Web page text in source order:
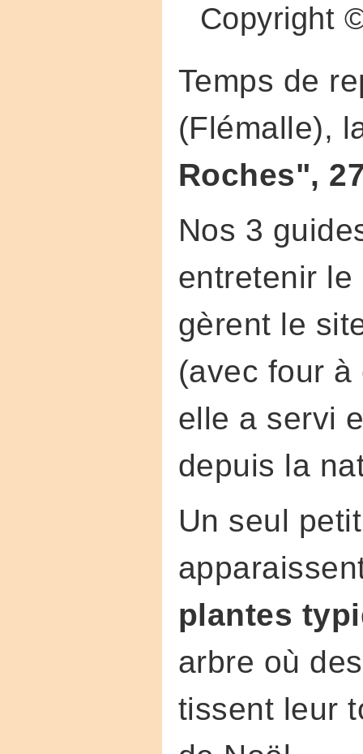
Copyright
Temps de
(Flémalle),
Roches",
Nos 3
entretenir
gèrent le
(avec four
elle a servi
depuis la
Un seul
plantes
arbre où des
tissent leur